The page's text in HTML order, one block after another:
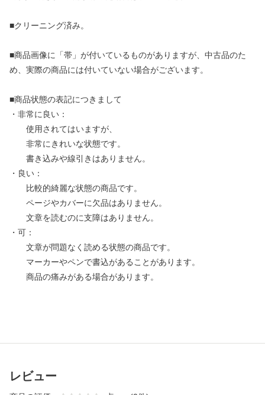
■クリーニング済み。
■商品画像に「帯」が付いているものがありますが、中古品のた
め、実際の商品には付いていない場合がございます。
■商品状態の表記につきまして
・非常に良い：
使用されてはいますが、
非常にきれいな状態です。
書き込みや線引きはありません。
・良い：
比較的綺麗な状態の商品です。
ページやカバーに欠品はありません。
文章を読むのに支障はありません。
・可：
文章が問題なく読める状態の商品です。
マーカーやペンで書込があることがあります。
商品の痛みがある場合があります。
レビュー